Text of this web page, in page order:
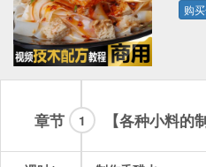
购
章节 【各种小料的
1